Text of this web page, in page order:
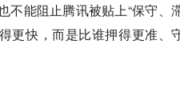
不能阻止腾讯被贴上“保守、
更快，而是比谁押得更准